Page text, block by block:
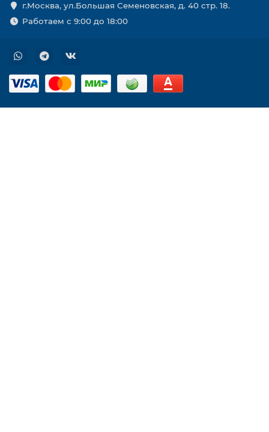
г.Москва, ул.Большая Семеновская, д. 40 стр. 18.
Работаем с 9:00 до 18:00